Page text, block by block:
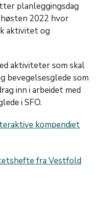
planleggingsdag
2022 hvor
aktivitet og
aktiviteter som skal
bevegelsesglede som
inn i arbeidet med
i SFO.
kompendiet
fra Vestfold